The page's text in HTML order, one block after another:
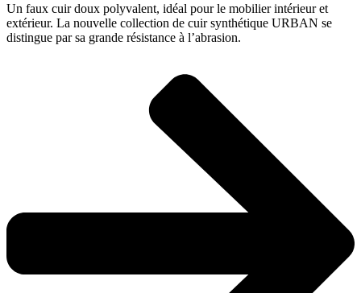
Un faux cuir doux polyvalent, idéal pour le mobilier intérieur et
extérieur. La nouvelle collection de cuir synthétique URBAN se
distingue par sa grande résistance à l’abrasion.